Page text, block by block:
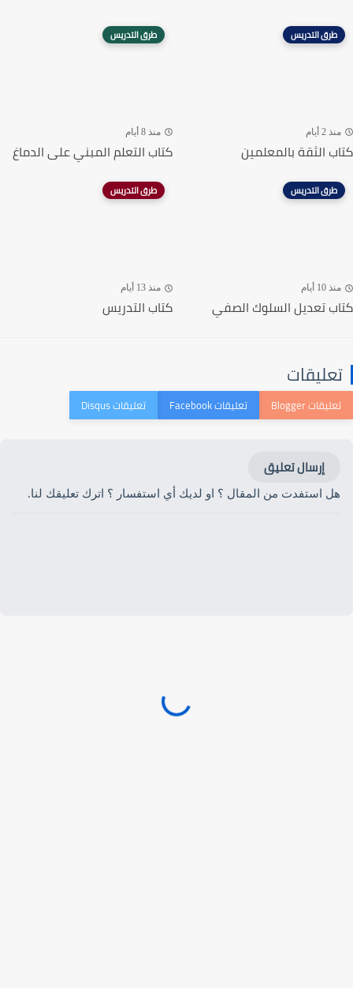
طرق التدريس
منذ 2 أيام
كتاب الثقة بالمعلمين
طرق التدريس
منذ 8 أيام
كتاب التعلم المبني على الدماغ
طرق التدريس
منذ 10 أيام
كتاب تعديل السلوك الصفي
طرق التدريس
منذ 13 أيام
كتاب التدريس
تعليقات
إرسال تعليق
هل استفدت من المقال ؟ او لديك أي استفسار ؟ اترك تعليقك لنا.